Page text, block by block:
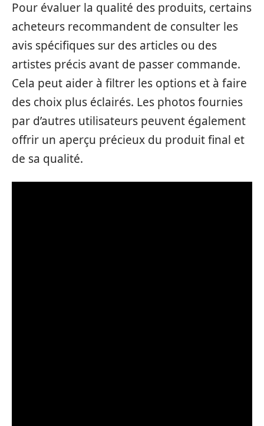
Pour évaluer la qualité des produits, certains
acheteurs recommandent de consulter les
avis spécifiques sur des articles ou des
artistes précis avant de passer commande.
Cela peut aider à filtrer les options et à faire
des choix plus éclairés. Les photos fournies
par d’autres utilisateurs peuvent également
offrir un aperçu précieux du produit final et
de sa qualité.